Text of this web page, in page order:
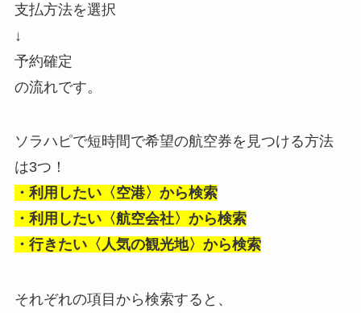
支払方法を選択
↓
予約確定
の流れです。
ソラハピで短時間で希望の航空券を見つける方法
は3つ！
・利用したい〈空港〉から検索
・利用したい〈航空会社〉から検索
・行きたい〈人気の観光地〉から検索
それぞれの項目から検索すると、